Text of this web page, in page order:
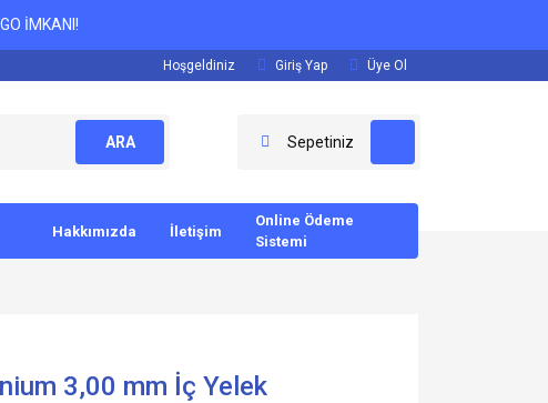
İMKANI!
Hoşgeldiniz Giriş Yap Üye Ol
ARA Sepetiniz
Hakkımızda İletişim
Online Ödeme
Sistemi
3,00 mm İç Yelek